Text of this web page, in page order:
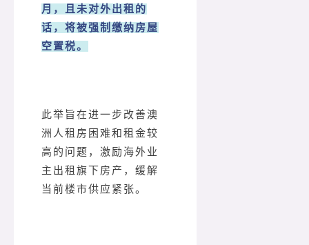
月，且未对外出租的
话，将被强制缴纳房屋
空置税。
此举旨在进一步改善澳
洲人租房困难和租金较
高的问题，激励海外业
主出租旗下房产，缓解
当前楼市供应紧张。